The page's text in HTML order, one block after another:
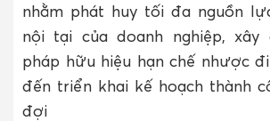
nhằm phát huy tối đa nguồn
nội tại của doanh nghiệp, xây
pháp hữu hiệu hạn chế nhược
đến triển khai kế hoạch thành
đợi